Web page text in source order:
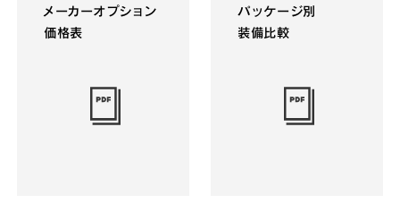
メーカーオプション
価格表
パッケージ別
装備比較